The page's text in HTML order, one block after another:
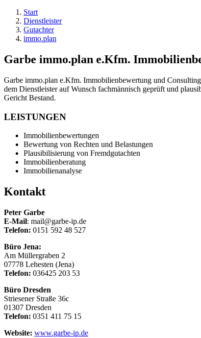
Start
Dienstleister
Gutachter
immo.plan
Garbe immo.plan e.Kfm.
Garbe immo.plan e.Kfm. Immobilienbewertung und
dem Dienstleister auf Wunsch fachmännisch geprüft und
Gericht Bestand.
LEISTUNGEN
Immobilienbewertungen
Bewertung von Rechten und Belastungen
Plausibilisierung von Fremdgutachten
Immobilienberatung
Immobilienanalyse
Kontakt
Peter Garbe
E-Mail: mail@garbe-ip.de
Telefon: 0151 592 48 527
Büro Jena:
Am Müllergraben 2
07778 Lehesten (Jena)
Telefon: 036425 203 53
Büro Dresden
Striesener Straße 36c
01307 Dresden
Telefon: 0351 411 75 15
Website: www.garbe-ip.de